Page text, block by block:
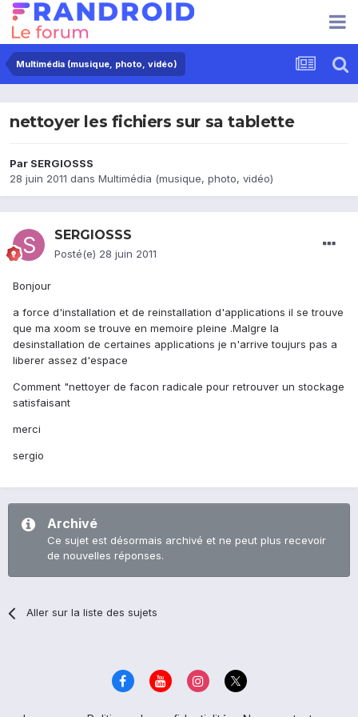
Multimédia (musique, photo, vidéo)
nettoyer les fichiers sur sa tablette
Par SERGIOSSS
28 juin 2011 dans Multimédia (musique, photo, vidéo)
SERGIOSSS
Posté(e) 28 juin 2011
Bonjour
a force d'installation et de reinstallation d'applications il se trouve
que ma xoom se trouve en memoire pleine .Malgre la
desinstallation de certaines applications je n'arrive toujurs pas a
liberer assez d'espace
Comment "nettoyer de facon radicale pour retrouver un stockage
satisfaisant
merci
sergio
Archivé
Ce sujet est désormais archivé et ne peut plus recevoir
de nouvelles réponses.
Aller sur la liste des sujets